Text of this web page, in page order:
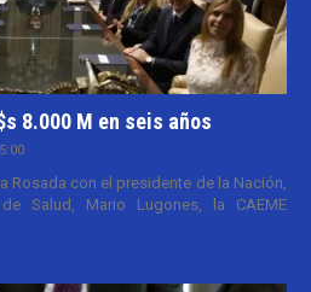
8.000 M en seis años
Rosada con el presidente de la Nación,
Salud, Mario Lugones, la CAEME